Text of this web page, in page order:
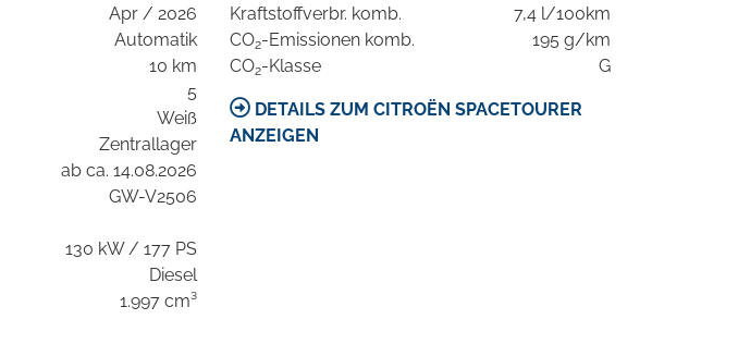
Apr / 2026
Automatik
10 km
5
Weiß
Zentrallager
ab ca. 14.08.2026
GW-V2506
130 kW / 177 PS
Diesel
1.997 cm³
Kraftstoffverbr. komb.
7,4 l/100km
CO2-Emissionen komb.
195 g/km
CO2-Klasse G
DETAILS ZUM CITROËN SPACETOURER
ANZEIGEN